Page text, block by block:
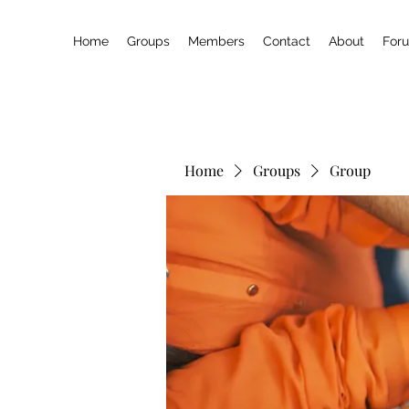
Home Groups Members Contact About
Home Groups Group